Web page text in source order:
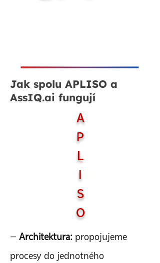
Jak spolu APLISO a
AssIQ.ai fungují
A
P
L
I
S
O
– Architektura: propojujeme
procesy do jednotného